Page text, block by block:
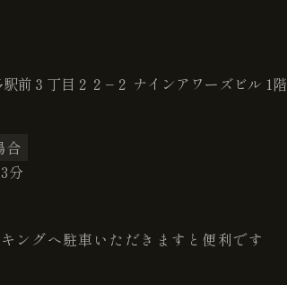
前３丁目２２−２ ナインアワーズビル 1階
合
分
ングへ駐車いただきますと便利です